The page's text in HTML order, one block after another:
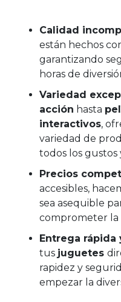
Calidad
están hechos
garantizando
horas de
Variedad
acción hasta
interactivos,
variedad de
todos los gustos
Precios
accesibles,
sea asequible
comprometer la
Entrega rápida
tus juguetes
rapidez y
empezar la